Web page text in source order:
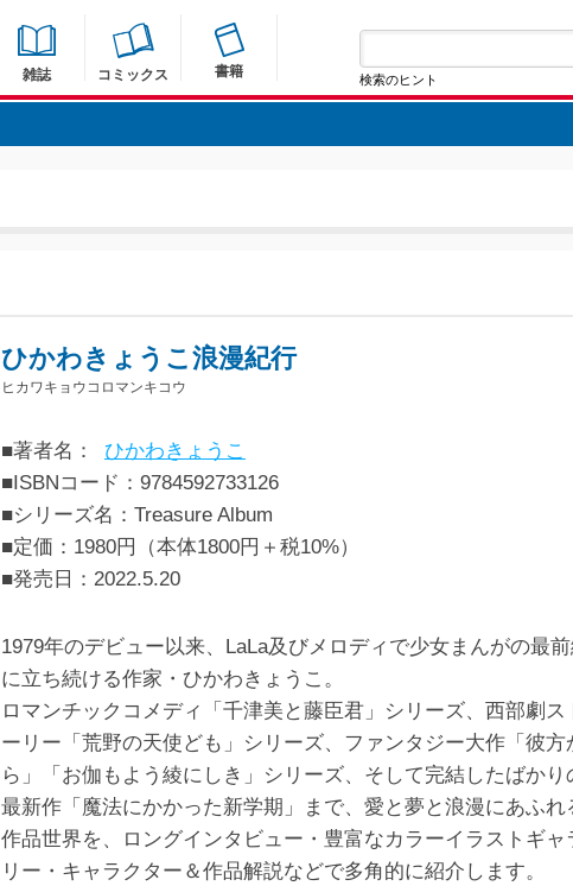
雑誌 コミックス 書籍 検索のヒント
ひかわきょうこ浪漫紀行
ヒカワキョウコロマンキコウ
■著者名：
ひかわきょうこ
■ISBNコード：9784592733126
■シリーズ名：Treasure Album
■定価：1980円（本体1800円＋税10%）
■発売日： 2022.5.20
1979年のデビュー以来、LaLa及びメロディで少女まんがの最
に立ち続ける作家・ひかわきょうこ。
ロマンチックコメディ「千津美と藤臣君」シリーズ、西部劇ス
ーリー「荒野の天使ども」シリーズ、ファンタジー大作「彼方
ら」「お伽もよう綾にしき」シリーズ、そして完結したばかり
最新作「魔法にかかった新学期」まで、愛と夢と浪漫にあふれ
作品世界を、ロングインタビュー・豊富なカラーイラストギャ
リー・キャラクター＆作品解説などで多角的に紹介します。